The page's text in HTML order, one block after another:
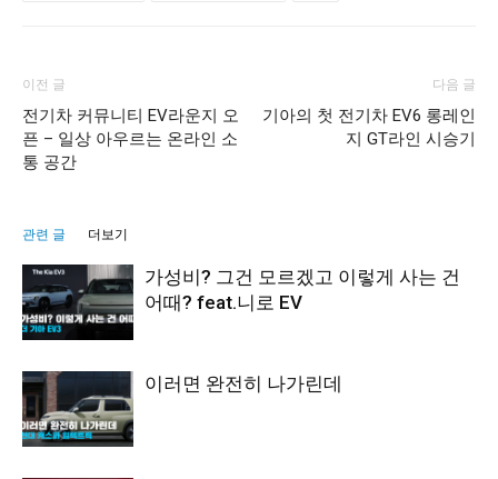
이전 글
전기차 커뮤니티 EV라운지 오
픈 – 일상 아우르는 온라인 소
통 공간
다음 글
기아의 첫 전기차 EV6 롱레인
지 GT라인 시승기
관련 글 더보기
가성비? 그건 모르겠고 이렇게 사는 건
어때? feat.니로 EV
이러면 완전히 나가린데